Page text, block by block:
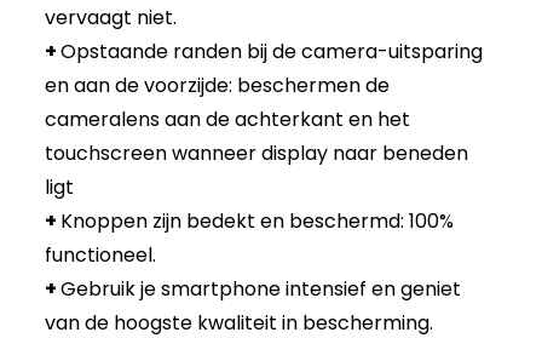
vervaagt niet.
+Opstaande randen bij de camera-uitsparing
en aan de voorzijde: beschermen de
cameralens aan de achterkant en het
touchscreen wanneer display naar beneden
ligt
+ Knoppen zijn bedekt en beschermd: 100%
functioneel.
+Gebruik je smartphone intensief en geniet
van de hoogste kwaliteit in bescherming.